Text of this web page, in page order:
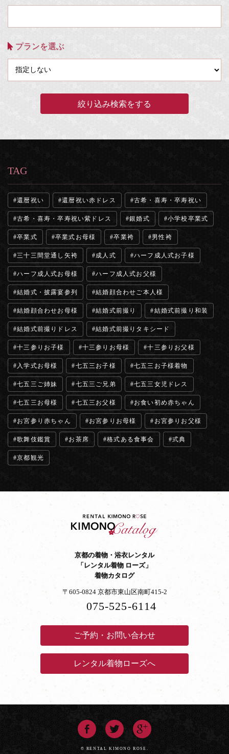
プランを選ぶ
TAG
還暦祝い 還暦祝い赤ドレス 古希・喜寿・卒寿祝い
古希・喜寿・卒寿祝い紫ドレス 銀婚式 小学校卒業式
卒業式 卒業式お母様 卒業袴 男性袴
三十三間堂通し矢袴 成人式 ハーフ成人式お子様
ハーフ成人式お母様 ハーフ成人式お父様
結婚式・披露宴参列 結婚顔合わせご本人様
結婚顔合わせお母様 結婚式前撮り 結婚式前撮り和装
結婚式前撮りドレス 結婚式前撮りタキシード
十三参りお子様 十三参りお母様 十三参りお父様
入学式お母様 七五三お子様 七五三お子様着物
七五三ご姉妹 七五三ご兄弟 七五三女児ドレス
七五三お母様 七五三お父様 お食い初め赤ちゃん
お宮参り赤ちゃん お宮参りお母様 お宮参りお父様
歌舞伎鑑賞 お茶席 格式ある食事会 式典
京都観光
京都の着物・浴衣レンタル
「レンタル着物 ローズ」
着物カタログ
〒605-0824 京都市東山区南町415-2
075-525-6114
ご予約・お問い合わせ
レンタル着物ローズへ
© RENTAL KIMONO ROSE.